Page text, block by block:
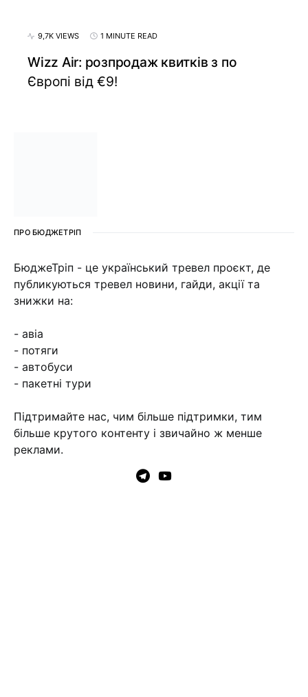
9,7K VIEWS 1 MINUTE READ
Wizz Air: розпродаж квитків з по
Європі від €9!
ПРО БЮДЖЕТРІП
БюджеТріп - це український тревел проєкт, де
публикуються тревел новини, гайди, акції та
знижки на:
- авіа
- потяги
- автобуси
- пакетні тури
Підтримайте нас, чим більше підтримки, тим
більше крутого контенту і звичайно ж менше
реклами.